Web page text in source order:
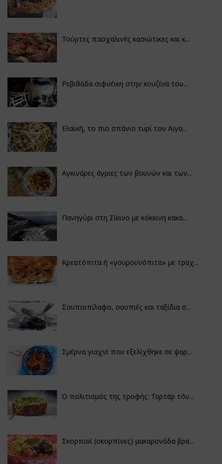
Τούρτες πασχαλινές κασιώτικες και κ...
Ρεβιθάδα σιφνέικη στην κουζίνα του...
Ελαϊκή, το πιο σπάνιο τυρί του Αιγα...
Αγκινάρες άγριες των βουνών και των...
Πανηγύρι στη Σίκινο με κόκκινη κακα...
Κρεατόπιτα ή «γουρουνόπιτα» με τραχ...
Σουπιοπίλαφο, σουπιές και ταξίδια σ...
Σμέρνα γιαχνί που εξελίχθηκε σε ψαρ...
Ο πολιτισμός της τροφής: Ταρτάρ τόν...
Σκορπιοί (σκορπίνες) μακαρονάδα βρα...